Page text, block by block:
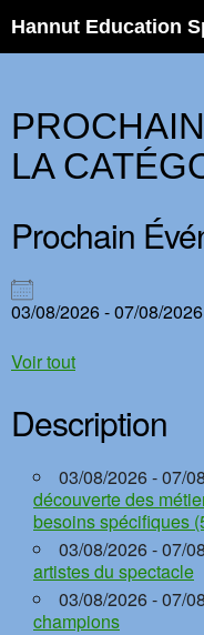
au
LA
Prochain
03/08/2026 - 07/08/
Voir tout
Description
03/08/2026 - 07/
découverte des
besoins spécifiques
03/08/2026 - 07/
artistes du spectacle
03/08/2026 - 07/
champions